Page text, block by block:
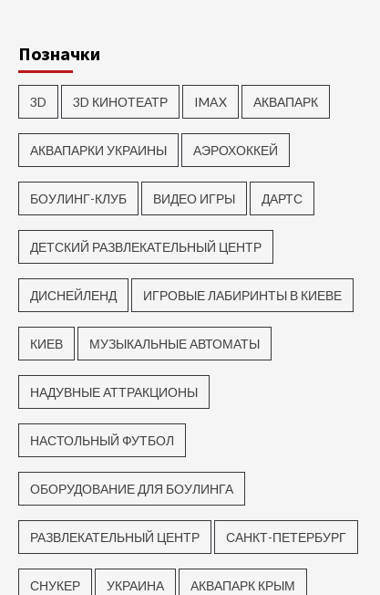
Позначки
3D 3D КИНОТЕАТР IMAX АКВАПАРК
АКВАПАРКИ УКРАИНЫ АЭРОХОККЕЙ
БОУЛИНГ-КЛУБ ВИДЕО ИГРЫ ДАРТС
ДЕТСКИЙ РАЗВЛЕКАТЕЛЬНЫЙ ЦЕНТР
ДИСНЕЙЛЕНД ИГРОВЫЕ ЛАБИРИНТЫ В КИЕВЕ
КИЕВ МУЗЫКАЛЬНЫЕ АВТОМАТЫ
НАДУВНЫЕ АТТРАКЦИОНЫ
НАСТОЛЬНЫЙ ФУТБОЛ
ОБОРУДОВАНИЕ ДЛЯ БОУЛИНГА
РАЗВЛЕКАТЕЛЬНЫЙ ЦЕНТР САНКТ-ПЕТЕРБУРГ
СНУКЕР УКРАИНА АКВАПАРК КРЫМ